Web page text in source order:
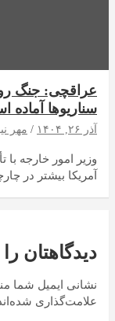
عراقچی: جنگ
سناریوها آماده
آذر ۲۶, ۱۴۰۴ مهر
وزیر امور خارجه با
آمریکا بیشتر در
دیدگاهتان
نشانی ایمیل شما
علامت‌گذاری